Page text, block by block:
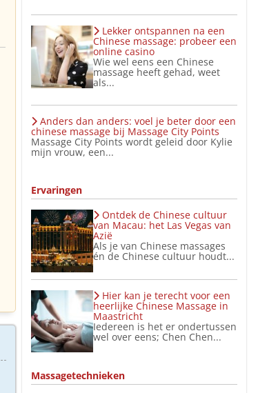
Lekker ontspannen na een
Chinese massage: probeer een
online casino
Wie wel eens een Chinese
massage heeft gehad, weet
als...
Anders dan anders: voel je beter door een
chinese massage bij Massage City Points
Massage City Points wordt geleid door Kylie
mijn vrouw, een...
Ervaringen
Ontdek de Chinese cultuur
van Macau: het Las Vegas van
Azië
Als je van Chinese massages
én de Chinese cultuur houdt...
Hier kan je terecht voor een
heerlijke Chinese Massage in
Maastricht
Iedereen is het er ondertussen
wel over eens; Chen Chen...
Massagetechnieken